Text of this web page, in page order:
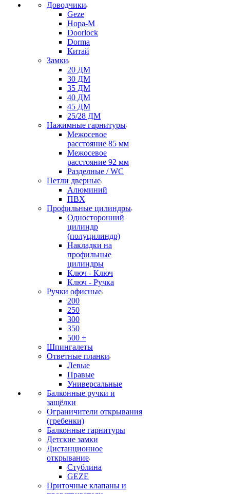
Доводчики
Geze
Нора-М
Doorlock
Dorma
Китай
Замки
20 ДМ
30 ДМ
35 ДМ
40 ДМ
45 ДМ
25/28 ДМ
Нажимные гарнитуры
Межосевое
расстояние 85 мм
Межосевое
расстояние 92 мм
Разделные / WC
Петли дверные
Алюминий
ПВХ
Профильные цилиндры
Односторонний
цилиндр
(полуцилиндр)
Накладки на
профильные
цилиндры
Ключ - Ключ
Ключ - Ручка
Ручки офисные
200
250
300
350
500 +
Шпингалеты
Ответные планки
Левые
Правые
Универсальные
Балконные ручки и
защёлки
Ограничители открывания
(гребенки)
Балконные гарнитуры
Детские замки
Дистанционное
открывание
Стублина
GEZE
Приточные клапаны и